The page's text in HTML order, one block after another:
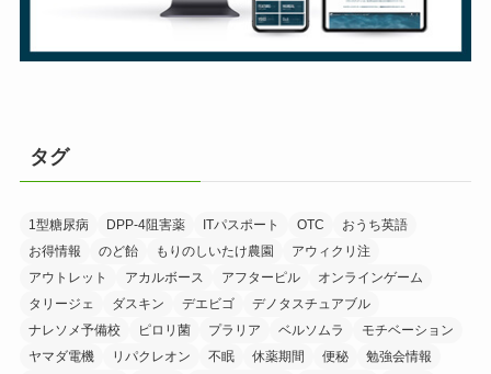
タグ
1型糖尿病 DPP-4阻害薬 ITパスポート OTC
おうち英語
お得情報
のど飴 もりのしいたけ農園
アウィクリ注
アウトレット
アカルボース アフターピル
オンラインゲーム
タリージェ
ダスキン デエビゴ
デノタスチュアブル
ナレソメ予備校
ピロリ菌 プラリア ベルソムラ
モチベーション
ヤマダ電機
リパクレオン 不眠 休薬期間 便秘
勉強会情報